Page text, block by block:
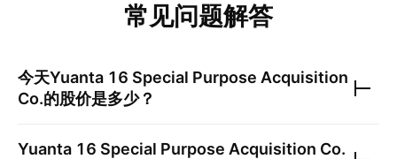
常见问题解答
今天Yuanta 16 Special Purpose Acquisition
Co.的股价是多少？
Yuanta 16 Special Purpose Acquisition Co.